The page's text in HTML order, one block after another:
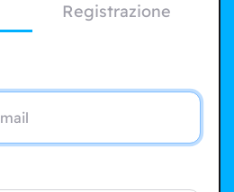
Registrazione